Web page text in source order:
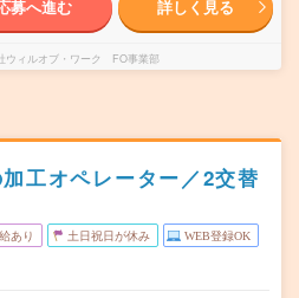
募へ進む 詳しく見る
ウィルオブ・ワーク FO事業部
工オペレーター／2交替
あり 土日祝日が休み WEB登録OK